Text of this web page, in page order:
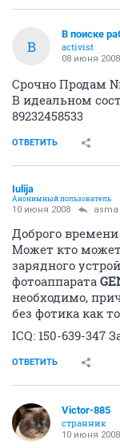
В
В поиске
activist
08 июня 2008
Срочно Продам
В идеальном
89232458533
ОТВЕТИТЬ
Iulija
Анонимный пользователь
10 июня 2008
Доброго времени
Может кто
зарядного
фотоаппарата
необходимо,
без фотика как
IСQ: 150-639-347
ОТВЕТИТЬ
Victor-885
странник
10 июня 2008